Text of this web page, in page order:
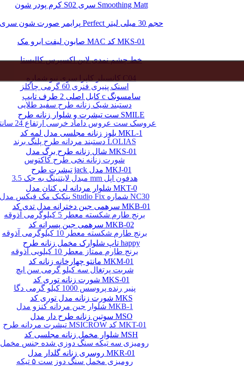
اسنک پنیری فنری 60 گرمی چاکلز
دستبند شیک زنانه طرح سفید طلایی
عروسک ست عروس داماد خرسی ارتفاع 24 سانتی
دستبند مردانه طرح پلنگ برند LOLIAS
شورت زنانه نخی طرح کاکتوس
مبدل لایتنینگ به جک 3.5 mm هدفون اپل
پنکیک مک فیکس مدل Studio Fix شماره NC30
برنج طارم شکسته معطر 5 کیلوگرمی آذوقه
برنج طارم شکسته معطر 10 کیلوگرمی آذوقه
برنج طارم ممتاز معطر 10 کیلویی آذوقه
شربت پرتغال سه کیلو گرمی سن ایچ
پنیر رنده پروسس 1000 کیلو گرمی دگا
شلوار جین مردانه کنزو مدل MKB-1
تیشرت مردانه طرح MSICROW کد MKT-01
رومیزی سه تیکه سنگ دوزی شده جنس مخمل
رومیزی مخمل سنگ دوز ست ۵ تیکه
کرم پودر شون S02 سری Smoothing Matt
پرایمر صورت شون سری Perfect حجم 30 میلی لیتر
صابون لیفت ابرو مک MAC کد MKS-01
خط چشم نمدی لاین اکسپرس کالیستا
کانسیلر کاپرا سری نیو شماره C04
کابل اصلی 2 طرف تایپ c سامسونگ
ست تیشرت و شلوار زنانه طرح SMILE
بلوز زنانه مجلسی مدل لمه کد MKL-1
شال زنانه طرح برگ مدل MKS-01
تیشرت طرح jack مدل MKJ-01
شلوار مردانه لی کتان مدل MKT-0
سرهمی جین دخترانه مدل تدی کد MKB-01
سرهمی جین پسرانه کد MKB-02
تاپ شلوارک مخمل زنانه طرح happy
مانتو چهارخانه زنانه کد MKM-01
شورت زنانه توری کد MKS-01
شورت زنانه مدل توری کد MKS
سوتین زنانه طرح دار مدل MSO
شلوار مخمل زنانه مجلسی کد MSH
روسری زنانه گلدار مدل MKR-01